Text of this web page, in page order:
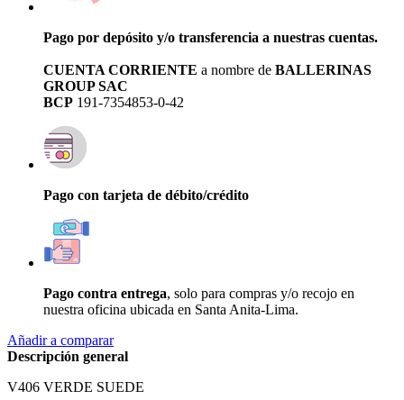
Pago por depósito y/o transferencia a nuestras cuentas.
CUENTA CORRIENTE a nombre de BALLERINAS
GROUP SAC
BCP 191-7354853-0-42
Pago con tarjeta de débito/crédito
Pago contra entrega, solo para compras y/o recojo en
nuestra oficina ubicada en Santa Anita-Lima.
Añadir a comparar
Descripción general
V406 VERDE SUEDE